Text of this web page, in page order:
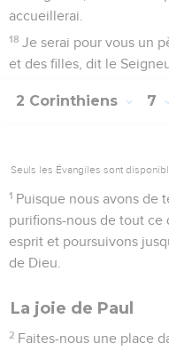
accueillerai.
18 Je serai pour vous un
et des filles, dit le
2 Corinthiens 7
Seuls les Évangiles sont
1 Puisque nous avons de
purifions-nous de tout
esprit et poursuivons
de Dieu.
La joie de Paul
2 Faites-nous une place